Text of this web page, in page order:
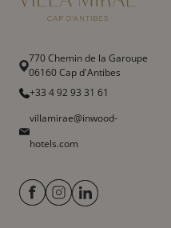
770 Chemin de la Garoupe
06160 Cap d'Antibes
+33 4 92 93 31 61
villamirae@inwood-
hotels.com